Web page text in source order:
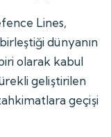
Lines,
dünyanın
olarak kabul
geliştirilen
geçişi